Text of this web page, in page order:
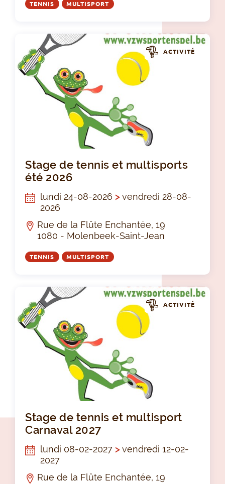
TENNIS MULTISPORT
ACTIVITÉ
Stage de tennis et multisports
été 2026
lundi 24-08-2026 >vendredi 28-08-
2026
Rue de la Flûte Enchantée, 19
1080 - Molenbeek-Saint-Jean
TENNIS MULTISPORT
ACTIVITÉ
Stage de tennis et multisport
Carnaval 2027
lundi 08-02-2027 >vendredi 12-02-
2027
Rue de la Flûte Enchantée, 19